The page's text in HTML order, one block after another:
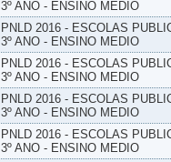
3º ANO - ENSINO MEDIO
PNLD 2016 - ESCOLAS
3º ANO - ENSINO MEDIO
PNLD 2016 - ESCOLAS
3º ANO - ENSINO MEDIO
PNLD 2016 - ESCOLAS
3º ANO - ENSINO MEDIO
PNLD 2016 - ESCOLAS
3º ANO - ENSINO MEDIO